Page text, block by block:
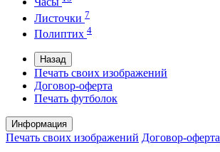
Листочки 7
Полиптих 4
Назад
Печать своих изображений
Договор-оферта
Печать футболок
Информация
Печать своих изображений Договор-оферта